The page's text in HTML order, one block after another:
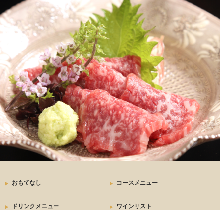
最高級の
神戸牛
ステーキ
おもてなし コースメニュー
ドリンクメニュー ワインリスト